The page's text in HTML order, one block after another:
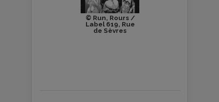
© Run, Rours /
Label 619, Rue
de Sèvres